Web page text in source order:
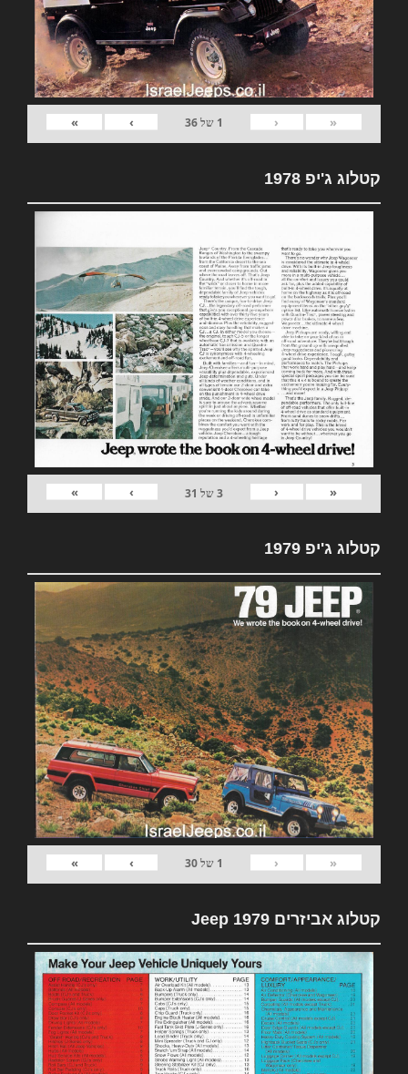
«
‹
1 של36
›
»
קטלוג ג'יפ 1978
«
‹
3של 31
›
»
קטלוג ג'יפ 1979
«
‹
1 של30
›
»
קטלוג אביזרים 1979 Jeep